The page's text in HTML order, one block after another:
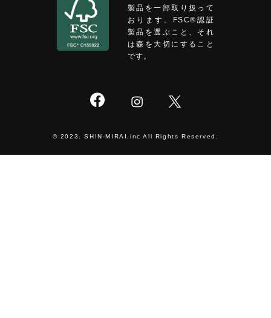
製品を一部取り扱って
おります。FSC®認証
製品を選ぶこと、それ
は森を大切にすること
です。
© 2023. SHIN-MIRAI,inc All Rights Reserved.